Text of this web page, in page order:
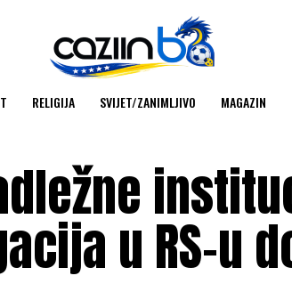
RELIGIJA SVIJET/ZANIMLJIVO MAGAZIN
u RS-u